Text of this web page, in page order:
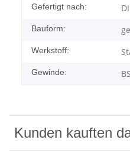
Gefertigt nach:
Bauform:
Werkstoff:
Gewinde:
Kunden kauften